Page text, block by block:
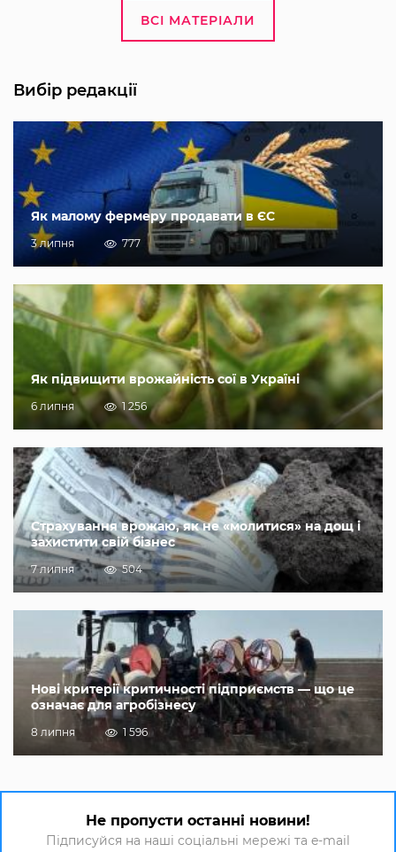
ВСІ МАТЕРІАЛИ
Вибір редакції
Як малому фермеру продавати в ЄС
3 липня 777
Як підвищити врожайність сої в Україні
6 липня 1 256
Страхування врожаю, як не «молитися» на дощ і
захистити свій бізнес
7 липня 504
Нові критерії критичності підприємств — що це
означає для агробізнесу
8 липня 1 596
Не пропусти останні новини!
Підписуйся на наші соціальні мережі та e-mail